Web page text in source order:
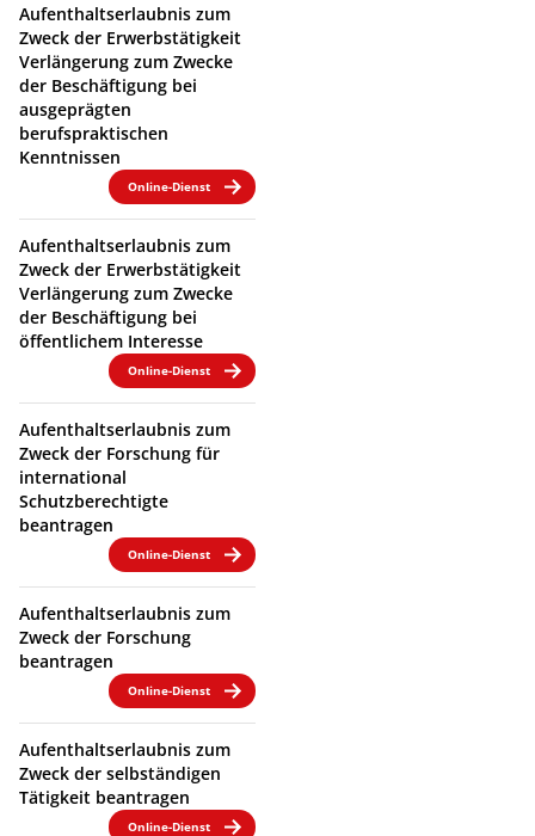
Aufenthaltserlaubnis zum
Zweck der Erwerbstätigkeit
Verlängerung zum Zwecke
der Beschäftigung bei
ausgeprägten
berufspraktischen
Kenntnissen
Online-Dienst
Aufenthaltserlaubnis zum
Zweck der Erwerbstätigkeit
Verlängerung zum Zwecke
der Beschäftigung bei
öffentlichem Interesse
Online-Dienst
Aufenthaltserlaubnis zum
Zweck der Forschung für
international
Schutzberechtigte
beantragen
Online-Dienst
Aufenthaltserlaubnis zum
Zweck der Forschung
beantragen
Online-Dienst
Aufenthaltserlaubnis zum
Zweck der selbständigen
Tätigkeit beantragen
Online-Dienst